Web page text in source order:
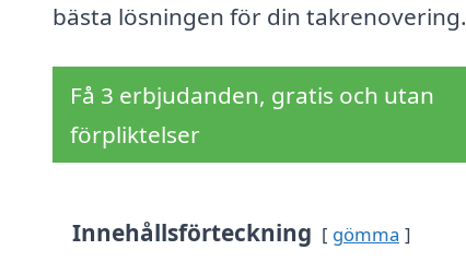
bästa lösningen för din takrenovering.
Få 3 erbjudanden, gratis och utan
förpliktelser
Innehållsförteckning gömma